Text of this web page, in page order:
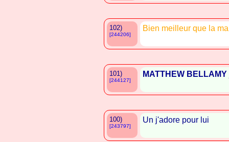
102)
[244206]
Bien meilleur que la
101)
[244127]
MATTHEW BELLAMY
100)
[243797]
Un j'adore pour lui